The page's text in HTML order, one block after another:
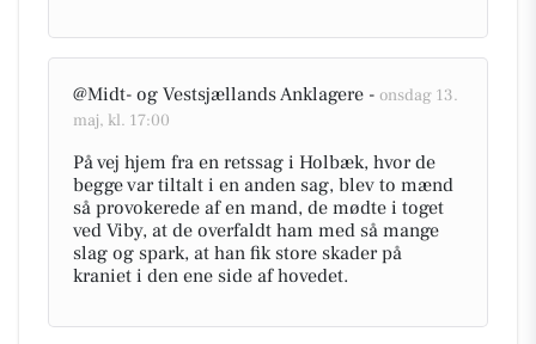
@Midt- og Vestsjællands Anklagere - onsdag 13.
maj, kl. 17:00
På vej hjem fra en retssag i Holbæk, hvor de
begge var tiltalt i en anden sag, blev to mænd
så provokerede af en mand, de mødte i toget
ved Viby, at de overfaldt ham med så mange
slag og spark, at han fik store skader på
kraniet i den ene side af hovedet.